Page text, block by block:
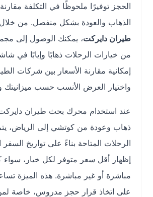
الحجز توفيرًا ملحوظًا في التكلفة مقارنة بحجز
الذهاب والعودة بشكل منفصل. من خلال
طيران دايركت، يمكنك الوصول إلى مجموعة
من خيارات الرحلات ذهابًا وإيابًا في شاشة
إمكانية مقارنة الأسعار بين شركات الطيران
واختيار العرض الأنسب حسب ميزانيتك
عند استخدام محرك بحث طيران دايركت لحجز
ذهاب وعودة من كوتشي إلى الرياض، يتم
الرحلات المتاحة بناءً على تواريخ السفر التي
إظهار أقل سعر متوفر لكل خيار، سواء كانت
مباشرة أو غير مباشرة. هذه الميزة تساعد
على اتخاذ قرار حجز مدروس، خاصة لمن